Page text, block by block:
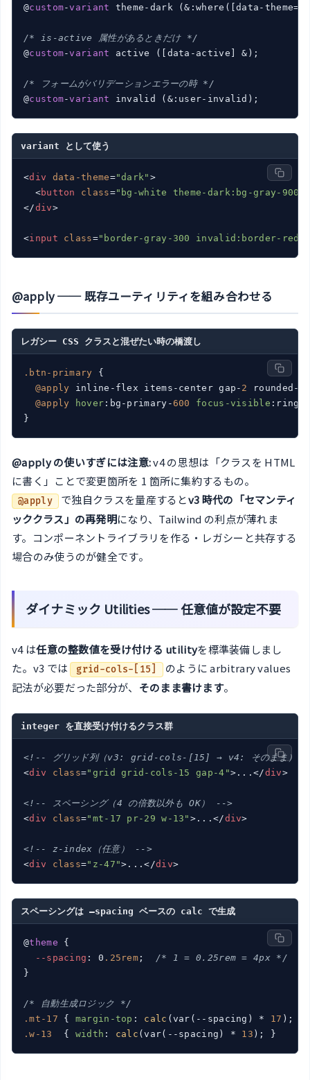
@custom-variant theme-dark (&:where([data-theme=
/* is-active 属性があるときだけ */
@custom-variant active ([data-active] &);
/* フォームがバリデーションエラーの時 */
@custom-variant invalid (&:user-invalid);
variant として使う
<div data-theme="dark" >
<button class="bg-white theme-dark:bg-gray-900"
</div>
<input class="border-gray-300 invalid:border-red-
@apply ── 既存ユーティリティを組み合わせる
レガシー CSS クラスと混ぜたい時の橋渡し
.btn-primary {
@apply inline-flex items-center gap- 2
rounded-
@apply
hover :bg-primary-600 focus-visible :ring-
}
@apply の使いすぎには注意:v4 の思想は「クラスを HTML
に書く」ことで変更箇所を 1 箇所に集約するもの。
@apply で独自クラスを量産するとv3 時代の「セマンティ
ッククラス」の再発明になり、Tailwind の利点が薄れま
す。コンポーネントライブラリを作る・レガシーと共存する
場合のみ使うのが健全です。
ダイナミック Utilities ── 任意値が設定不要
v4 は任意の整数値を受け付ける utilityを標準装備しまし
た。v3 では grid-cols-[15]
のように arbitrary values
記法が必要だった部分が、 そのまま書けます。
integer を直接受け付けるクラス群
<!-- グリッド列（v3: grid-cols-[15] → v4: そのまま）
<div class="grid grid-cols-15 gap-4"> ...</div>
<!-- スペーシング（4 の倍数以外も OK） -->
<div class="mt-17 pr-29 w-13" > ... </div>
<!-- z-index（任意） -->
<div class="z-47"> ...</div>
スペーシングは –spacing ベースの calc で生成
@theme {
--spacing : 0 .25rem ; /* 1 = 0.25rem = 4px */
}
/* 自動生成ロジック */
.mt-17 { margin-top : calc (var(--spacing) * 17 );
.w-13
  {
width : calc (var(--spacing) * 13 );